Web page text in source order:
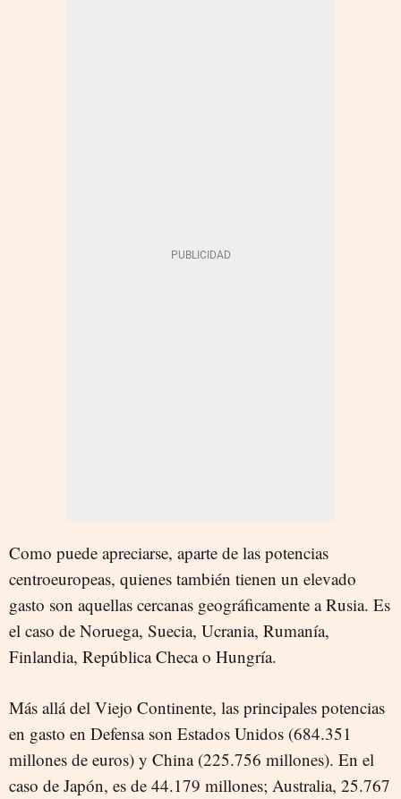
Como puede apreciarse, aparte de las potencias
centroeuropeas, quienes también tienen un elevado
gasto son aquellas cercanas geográficamente a Rusia. Es
el caso de Noruega, Suecia, Ucrania, Rumanía,
Finlandia, República Checa o Hungría.
Más allá del Viejo Continente, las principales potencias
en gasto en Defensa son Estados Unidos (684.351
millones de euros) y China (225.756 millones). En el
caso de Japón, es de 44.179 millones; Australia, 25.767